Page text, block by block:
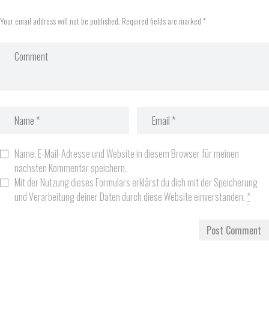
Your email address will not be published. Required fields are marked *
Name, E-Mail-Adresse und Website in diesem Browser für meinen
nächsten Kommentar speichern.
Mit der Nutzung dieses Formulars erklärst du dich mit der Speicherung
und Verarbeitung deiner Daten durch diese Website einverstanden. *